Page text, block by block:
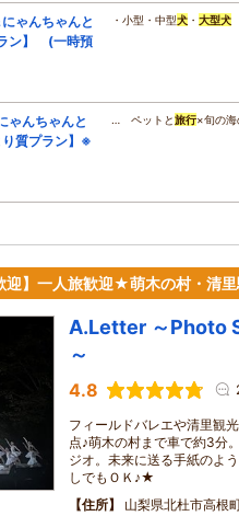
ゃんちゃんと
ン】 (一時預
・小型・中型犬・ 大型犬
ゃんちゃんと
質プラン】※
… ペットと旅行×旬の海
迎】一人旅歓迎★萌木の村・清
A.Letter ～Photo
～
4.8
フィールドバレエや清里観
点♪萌木の村まで車で約3分
ジオ。未来に送る手紙のよ
しでもＯＫ♪★
住所
山梨県北杜市高根